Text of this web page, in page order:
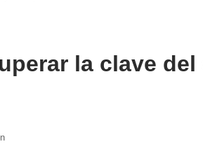
la clave